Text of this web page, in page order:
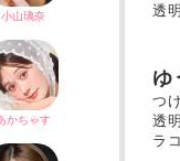
透
ゆ
つ
透
ラ